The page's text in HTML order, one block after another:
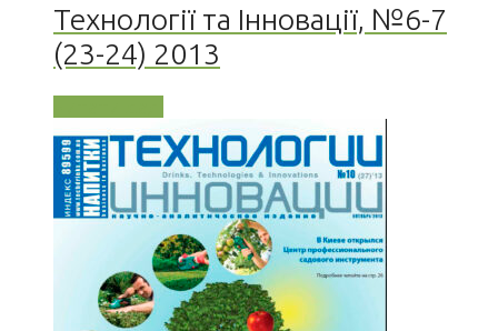
Технології та Інновації, №6-7
(23-24) 2013